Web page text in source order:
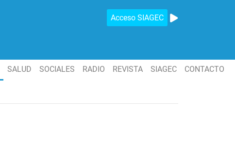
Acceso SIAGEC
SALUD SOCIALES RADIO REVISTA SIAGEC CONTACTO